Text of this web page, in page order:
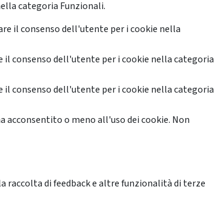
categoria Funzionali.
il consenso dell'utente per i cookie nella
consenso dell'utente per i cookie nella categoria
consenso dell'utente per i cookie nella categoria
acconsentito o meno all'uso dei cookie. Non
raccolta di feedback e altre funzionalità di terze